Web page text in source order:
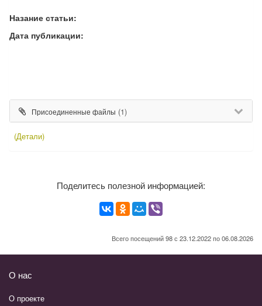
Назание статьи:
Дата публикации:
Присоединенные файлы (1)
(Детали)
Поделитесь полезной информацией:
Всего посещений 98 с 23.12.2022 по 06.08.2026
О нас
О проекте